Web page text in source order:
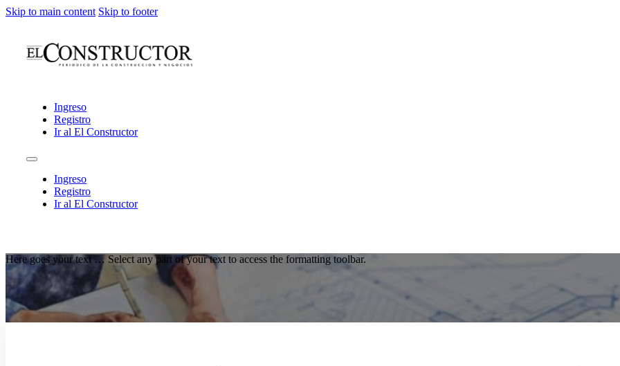
Skip to main content Skip to footer
Ingreso
Registro
Ir al El Constructor
Ingreso
Registro
Ir al El Constructor
Here goes your text … Select any part of your text to access the formatting toolbar.